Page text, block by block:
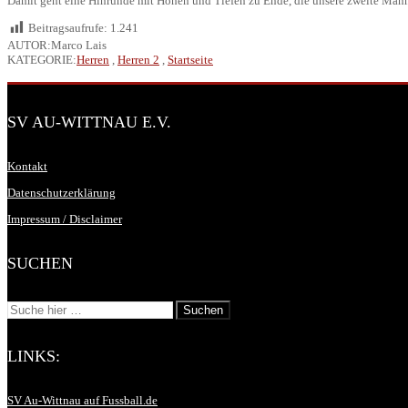
Beitragsaufrufe: 1.241
AUTOR:Marco Lais
KATEGORIE:Herren , Herren 2 , Startseite
SV AU-WITTNAU E.V.
Kontakt
Datenschutzerklärung
Impressum / Disclaimer
SUCHEN
LINKS:
SV Au-Wittnau auf Fussball.de